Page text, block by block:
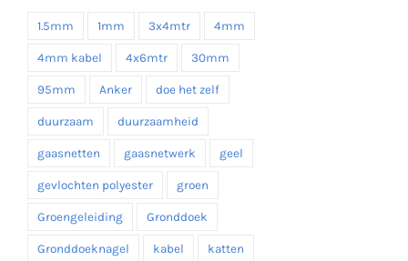
1.5mm 1mm 3x4mtr 4mm
4mm kabel 4x6mtr 30mm
95mm Anker doe het zelf
duurzaam duurzaamheid
gaasnetten gaasnetwerk geel
gevlochten polyester groen
Groengeleiding Gronddoek
Gronddoeknagel kabel katten